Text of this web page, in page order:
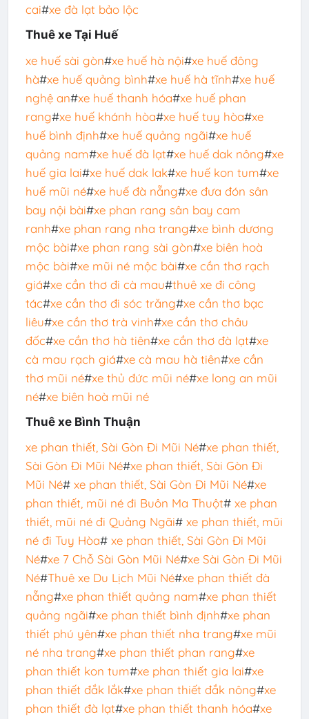
cai#xe đà lạt bảo lộc
Thuê xe Tại Huế
xe huế sài gòn#xe huế hà nội#xe huế đông
hà#xe huế quảng bình#xe huế hà tĩnh#xe huế
nghệ an#xe huế thanh hóa#xe huế phan
rang#xe huế khánh hòa#xe huế tuy hòa#xe
huế bình định#xe huế quảng ngãi#xe huế
quảng nam#xe huế đà lạt#xe huế dak nông#xe
huế gia lai#xe huế dak lak#xe huế kon tum#xe
huế mũi né#xe huế đà nẵng#xe đưa đón sân
bay nội bài#xe phan rang sân bay cam
ranh#xe phan rang nha trang#xe bình dương
mộc bài#xe phan rang sài gòn#xe biên hoà
mộc bài#xe mũi né mộc bài#xe cần thơ rạch
giá#xe cần thơ đi cà mau#thuê xe đi công
tác#xe cần thơ đi sóc trăng#xe cần thơ bạc
liêu#xe cần thơ trà vinh#xe cần thơ châu
đốc#xe cần thơ hà tiên#xe cần thơ đà lạt#xe
cà mau rạch giá#xe cà mau hà tiên#xe cần
thơ mũi né#xe thủ đức mũi né#xe long an mũi
né#xe biên hoà mũi né
Thuê xe Bình Thuận
xe phan thiết, Sài Gòn Đi Mũi Né#xe phan thiết,
Sài Gòn Đi Mũi Né#xe phan thiết, Sài Gòn Đi
Mũi Né# xe phan thiết, Sài Gòn Đi Mũi Né#xe
phan thiết, mũi né đi Buôn Ma Thuột# xe phan
thiết, mũi né đi Quảng Ngãi# xe phan thiết, mũi
né đi Tuy Hòa# xe phan thiết, Sài Gòn Đi Mũi
Né#xe 7 Chỗ Sài Gòn Mũi Né#xe Sài Gòn Đi Mũi
Né#Thuê xe Du Lịch Mũi Né#xe phan thiết đà
nẵng#xe phan thiết quảng nam#xe phan thiết
quảng ngãi#xe phan thiết bình định#xe phan
thiết phú yên#xe phan thiết nha trang#xe mũi
né nha trang#xe phan thiết phan rang#xe
phan thiết kon tum#xe phan thiết gia lai#xe
phan thiết đắk lắk#xe phan thiết đắk nông#xe
phan thiết đà lạt#xe phan thiết thanh hóa#xe